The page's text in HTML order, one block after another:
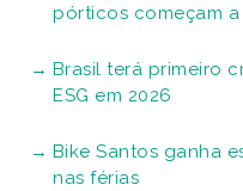
pórticos começam
Brasil terá primeiro
ESG em 2026
Bike Santos ganha
nas férias